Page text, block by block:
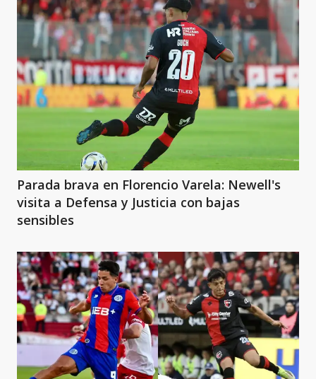
Parada brava en Florencio Varela: Newell's
visita a Defensa y Justicia con bajas
sensibles